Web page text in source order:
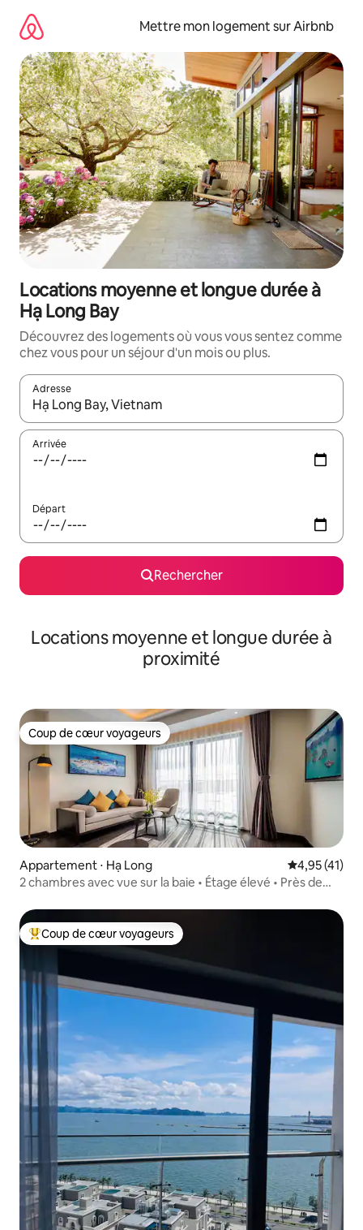
directement
contenu
Mettre mon logement sur Airbnb
Locations moyenne et longue durée à
Hạ Long Bay
Découvrez des logements où vous vous sentez comme
chez vous pour un séjour d'un mois ou plus.
Adresse
Lorsque les résultats s'affichent, utilisez les flèches vers le
Arrivée
Départ
Rechercher
Locations moyenne et longue durée à
proximité
Coup de cœur voyageurs
Coup de cœur voyageurs
Appartement ⋅ Hạ Long Évaluation
4,95 (41)
2 chambres avec vue sur la baie • Étage élevé • Près de
Coups de cœur voyageurs les plus appréciés
Coup de cœur voyageurs